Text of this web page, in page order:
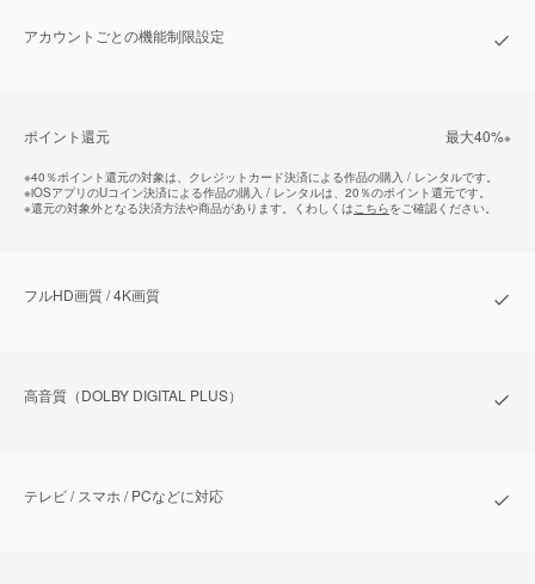
アカウントごとの機能制限設定
ポイント還元 最⼤40%※
※40％ポイント還元の対象は、クレジットカード決済による作品の購入 / レンタルです。
※iOSアプリのUコイン決済による作品の購入 / レンタルは、20％のポイント還元です。
※還元の対象外となる決済方法や商品があります。くわしくはこちらをご確認ください。
フルHD画質 / 4K画質
⾼⾳質（DOLBY DIGITAL PLUS）
テレビ / スマホ / PCなどに対応